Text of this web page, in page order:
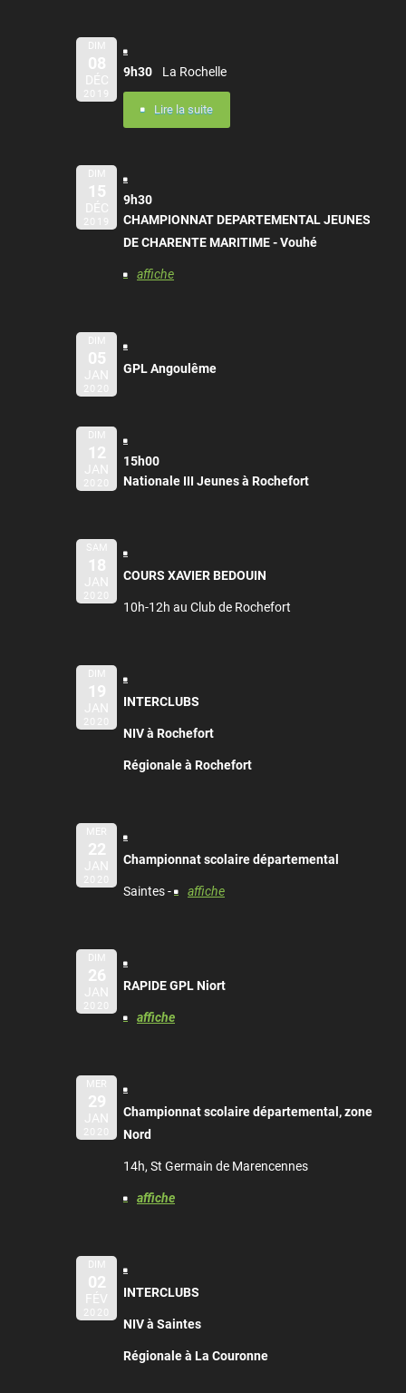
DIM
08
DÉC
2019
9h30 La Rochelle
Lire la suite
DIM
15
DÉC
2019
9h30
CHAMPIONNAT DEPARTEMENTAL JEUNES
DE CHARENTE MARITIME - Vouhé
affiche
DIM
05
JAN
2020
GPL Angoulême
DIM
12
JAN
2020
15h00
Nationale III Jeunes à Rochefort
SAM
18
JAN
2020
COURS XAVIER BEDOUIN
10h-12h au Club de Rochefort
DIM
19
JAN
2020
INTERCLUBS
NIV à Rochefort
Régionale à Rochefort
MER
22
JAN
2020
Championnat scolaire départemental
Saintes - affiche
DIM
26
JAN
2020
RAPIDE GPL Niort
affiche
MER
29
JAN
2020
Championnat scolaire départemental, zone
Nord
14h, St Germain de Marencennes
affiche
DIM
02
FÉV
2020
INTERCLUBS
NIV à Saintes
Régionale à La Couronne